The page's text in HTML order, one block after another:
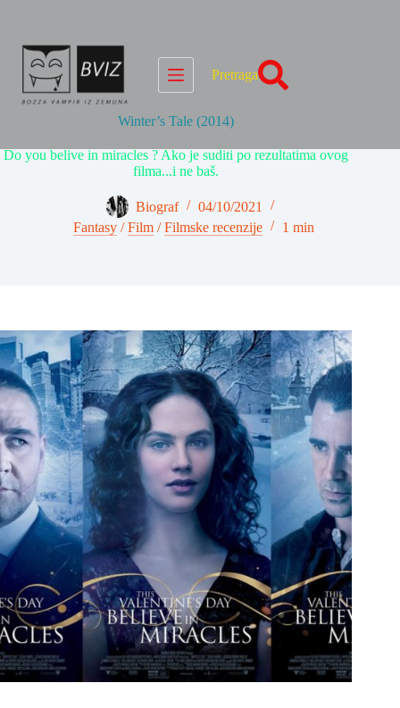
Pretraga
Winter’s Tale (2014)
Do you belive in miracles ? Ako je suditi po rezultatima ovog
filma...i ne baš.
Biograf
04/10/2021
Fantasy /Film /Filmske recenzije 1 min